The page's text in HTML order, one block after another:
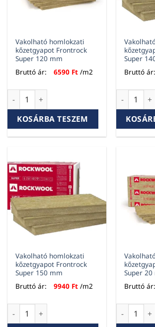
Vakolható homlokzati
kőzetgyapot Frontrock
Super 120 mm
Bruttó ár:
6590 Ft /m2
Vakolható homlokzati kőzetgyapot
KOSÁRBA TESZEM
Super
Bruttó ár:
Vakolható homlokzati
kőzetgyapot Frontrock
Super 150 mm
Bruttó ár:
9940 Ft /m2
Vakolható homlokzati kőzetgyapot
Super 20
Bruttó ár: